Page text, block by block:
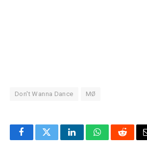
Don't Wanna Dance MØ
FacebookTwitterLinkedInWhatsAppReddit